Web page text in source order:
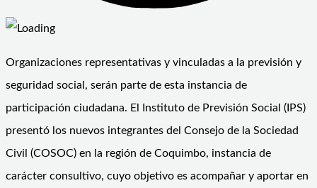
Organizaciones representativas y vinculadas a la previsión y
seguridad social, serán parte de esta instancia de
participación ciudadana. El Instituto de Previsión Social (IPS)
presentó los nuevos integrantes del Consejo de la Sociedad
Civil (COSOC) en la región de Coquimbo, instancia de
carácter consultivo, cuyo objetivo es acompañar y aportar en